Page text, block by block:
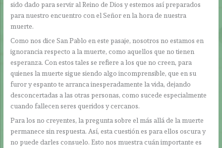
sido dado para servir al Reino de Dios y estemos así preparados
para nuestro encuentro con el Señor en la hora de nuestra
muerte.
Como nos dice San Pablo en este pasaje, nosotros no estamos en
ignorancia respecto a la muerte, como aquellos que no tienen
esperanza. Con estos tales se refiere a los que no creen, para
quienes la muerte sigue siendo algo incomprensible, que en su
furor y espanto te arranca inesperadamente la vida, dejando
desconcertadas a las otras personas, como sucede especialmente
cuando fallecen seres queridos y cercanos.
Para los no creyentes, la pregunta sobre el más allá de la muerte
permanece sin respuesta. Así, esta cuestión es para ellos oscura y
no puede darles consuelo. Esto nos muestra cuán importante es